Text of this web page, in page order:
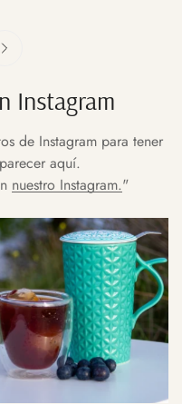
Instagram
de Instagram para tener
aquí.
nuestro Instagram."